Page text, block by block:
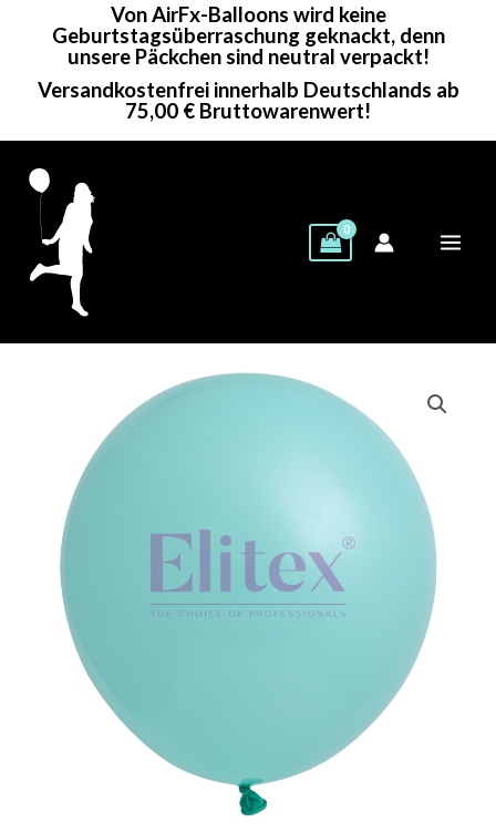
Von AirFx-Balloons wird keine
Geburtstagsüberraschung geknackt, denn
unsere Päckchen sind neutral verpackt!
Versandkostenfrei innerhalb Deutschlands ab
75,00 € Bruttowarenwert!